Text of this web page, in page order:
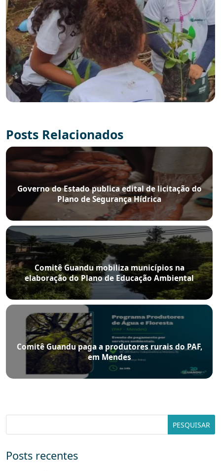
Posts Relacionados
Governo do Estado publica edital de licitação do
Plano de Segurança Hídrica
Comitê Guandu mobiliza municípios na
elaboração do Plano de Educação Ambiental
Comitê Guandu paga a produtores rurais do PAF,
em Mendes
Posts recentes